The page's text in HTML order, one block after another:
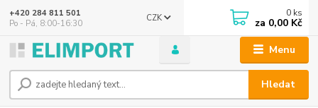
Menu
CZK
Hledat
+420 284 811 501
Po - Pá, 8:00-16:30
0 ks
za 0,00 Kč